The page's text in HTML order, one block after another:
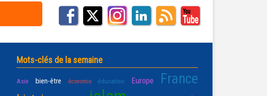
Mots-clés de la semaine
Asie bien-être économie éducation Europe France